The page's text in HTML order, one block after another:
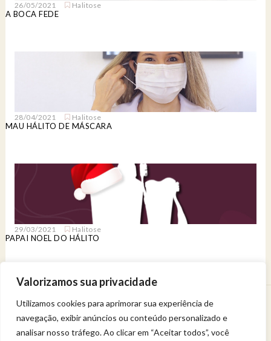
Valorizamos sua privacidade
Utilizamos cookies para aprimorar sua experiência de
navegação, exibir anúncios ou conteúdo personalizado e
analisar nosso tráfego. Ao clicar em “Aceitar todos”, você
26/05/2021 Halitose
A BOCA FEDE
28/04/2021 Halitose
MAU HÁLITO DE MÁSCARA
29/03/2021 Halitose
PAPAI NOEL DO HÁLITO
Venha viver uma experiência de bem-estar.
Entregue a sua saúde a uma profissional qualificada.
Política de privacidade